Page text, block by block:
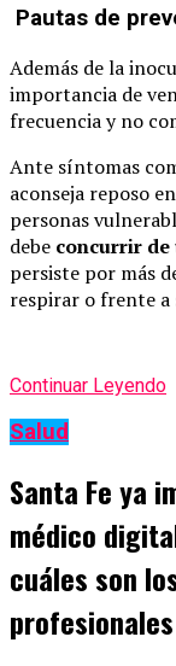
Pautas de
Además de la
importancia de
frecuencia y no
Ante síntomas
aconseja reposo
personas
debe concurrir de
persiste por más
respirar o frente a
Continuar Leyendo
Salud
Santa Fe ya
médico
cuáles son
profesionales